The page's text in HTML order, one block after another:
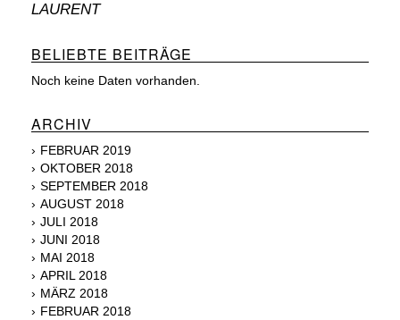
LAURENT
BELIEBTE BEITRÄGE
Noch keine Daten vorhanden.
ARCHIV
FEBRUAR 2019
OKTOBER 2018
SEPTEMBER 2018
AUGUST 2018
JULI 2018
JUNI 2018
MAI 2018
APRIL 2018
MÄRZ 2018
FEBRUAR 2018